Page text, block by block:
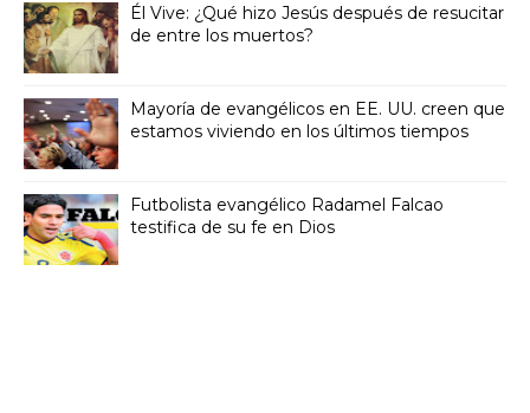
Él Vive: ¿Qué hizo Jesús después de resucitar
de entre los muertos?
Mayoría de evangélicos en EE. UU. creen que
estamos viviendo en los últimos tiempos
Futbolista evangélico Radamel Falcao
testifica de su fe en Dios